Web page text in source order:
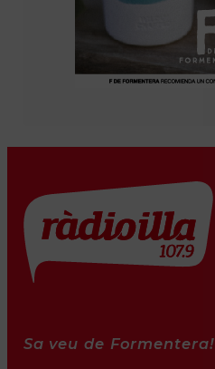
Sa veu de Formentera!